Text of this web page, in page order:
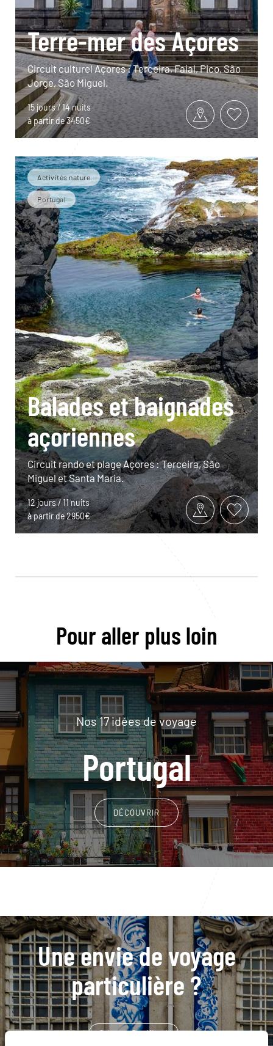
Terre-mer des Açores
Circuit culturel Açores : Terceira, Faial, Pico, São
Jorge, São Miguel.
15 jours / 14 nuits
à partir de 3450€
Activités nature
Portugal
Balades et baignades
açoriennes
Circuit rando et plage Açores : Terceira, São
Miguel et Santa Maria.
12 jours / 11 nuits
à partir de 2950€
Pour aller plus loin
Nos 17 idées de voyage
Portugal
DÉCOUVRIR
Une envie de voyage
particulière ?
Caloura - Sao Miguel